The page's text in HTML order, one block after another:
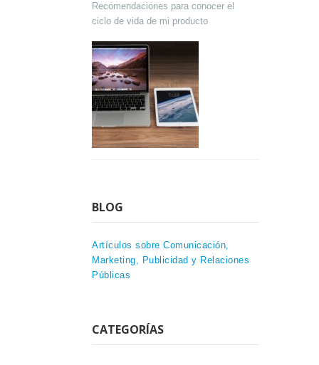
Recomendaciones para conocer el
ciclo de vida de mi producto
BLOG
Artículos sobre Comunicación,
Marketing, Publicidad y Relaciones
Públicas
CATEGORÍAS